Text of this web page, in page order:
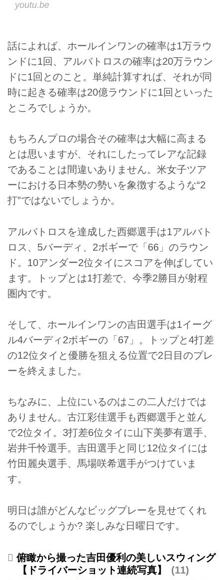
youtu.be
話によれば、ホールインワンの確率は1万ラウ
ンドに1回、アルバトロスの確率は20万ラウン
ドに1回とのこと。単純計算すれば、それが同
時に起きる確率は20億ラウンドに1回といった
ところでしょうか。
もちろんプロの場合その確率は大幅に高まる
とは思いますが、それにしたってレアな記録
であることは間違いありません。米女子ツア
ーにおける日本勢の勢いを象徴するような“2
打”ではないでしょうか。
アルバトロスを達成した西郷選手は1アルバト
ロス、5バーディ、2ボギーで「66」のラウン
ド。10アンダー2位タイにスコアを伸ばしてい
ます。トップとは1打差で、今季2勝目が射程
圏内です。
そして、ホールインワンの吉田選手は1イーグ
ル4バーディ2ボギーの「67」。トップと4打差
の12位タイと優勝を狙える位置で2日目のプレ
ーを終えました。
ちなみに、上位にいるのはこの二人だけでは
ありません。古江彩佳選手も西郷選手と並ん
で2位タイ。3打差6位タイに山下美夢有選手、
岩井千怜選手。吉田選手と同じ12位タイには
竹田麗央選手、馬場咲希選手がつけていま
す。
明日は誰がどんなビッグプレーを見せてくれ
るのでしょうか? 楽しみな日曜日です。
俯瞰から撮った吉田優利の美しいスウィング
【ドライバーショット連続写真】
11